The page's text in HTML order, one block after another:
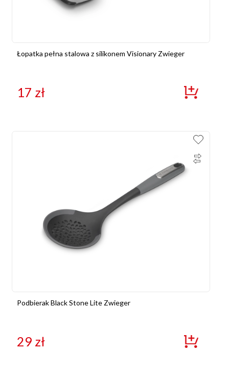
Łopatka pełna stalowa z silikonem Visionary Zwieger
17 zł
Podbierak Black Stone Lite Zwieger
29 zł